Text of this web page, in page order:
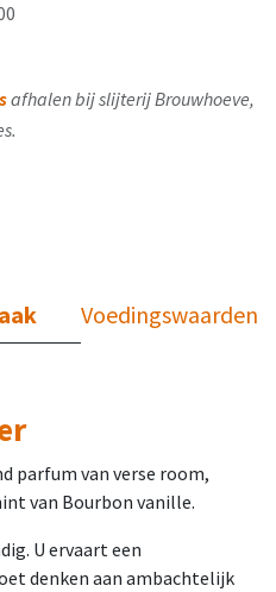
afhalen bij slijterij Brouwhoeve,
Voedingswaarden
parfum van verse room,
van Bourbon vanille.
U ervaart een
denken aan ambachtelijk